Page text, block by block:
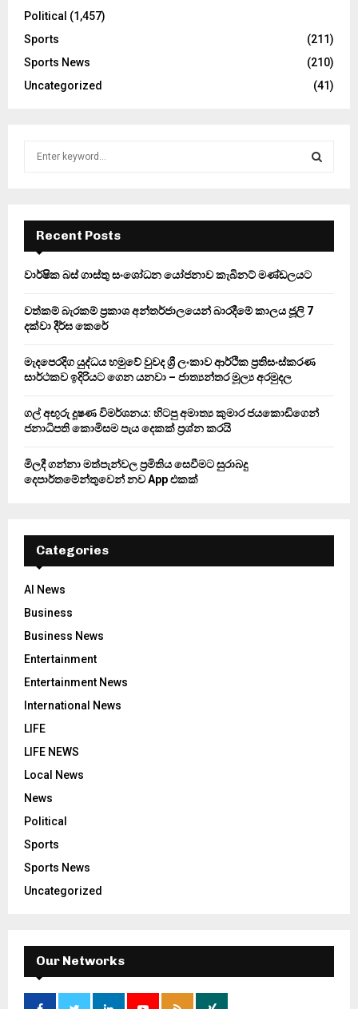
Political (1,457)
Sports
(211)
Sports News
(210)
Uncategorized
(41)
f
r
E
A
Recent Posts
වාර්ෂික බස් ගාස්තු සංශෝධන යෝජනාව කැබිනට් මණ්ඩලයට
වත්කම් බැරකම් ප්‍රකාශ අන්තර්ජාලයෙන් බාරදීමේ කාලය ජූලි 7
දක්වා දීර්ඝ කෙරේ
මැදපෙරදිග යුද්ධය හමුවේ වුවද ශ්‍රී ලංකාව ආර්ථික ප්‍රතිසංස්කරණ
සාර්ථකව ඉදිරියට ගෙන යනවා – ජාත්‍යන්තර මූල්‍ය අරමුදල
ගල් අඟුරු දූෂණ විමර්ශනය: හිටපු අමාත්‍ය කුමාර ජයකොඩිගෙන්
ජනාධිපති කොමිසම පැය දෙකක් ප්‍රශ්න කරයි
මිලදී ගන්නා මත්පැන්වල ප්‍රමිතිය සෙවීමට සුරාබදු
දෙපාර්තමේන්තුවෙන් නව App එකක්
Categories
AI News
Business
Business News
Entertainment
Entertainment News
International News
LIFE
LIFE NEWS
Local News
News
Political
Sports
Sports News
Uncategorized
Our Networks